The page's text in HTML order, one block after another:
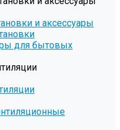
и аксессуары
для бытовых